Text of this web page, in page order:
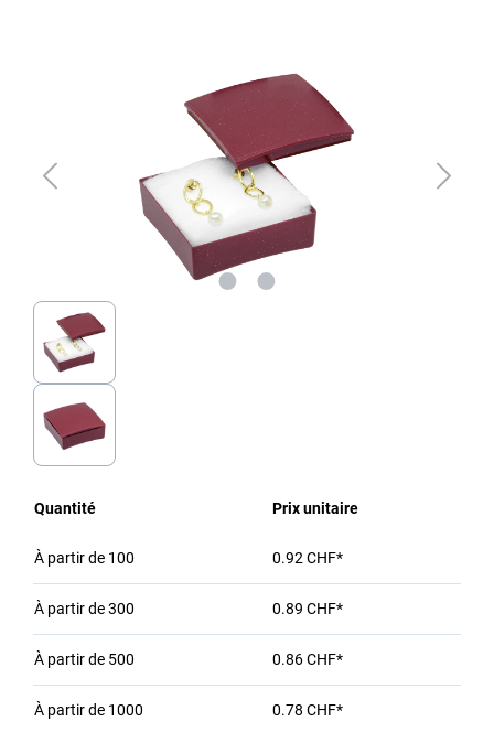
Quantité Prix unitaire
À partir de 100 0.92 CHF*
À partir de300 0.89 CHF*
À partir de 500 0.86 CHF*
À partir de 1000 0.78 CHF*